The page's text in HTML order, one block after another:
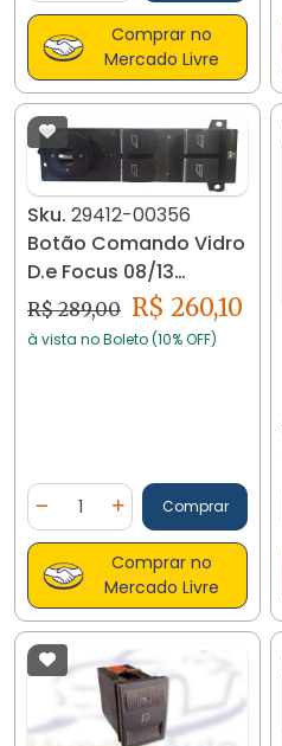
Comprar no
Mercado Livre
Sku. 29412-00356
Botão Comando Vidro
D.e Focus 08/13
8m5t14a132ac 29412
R$ 289,00 R$ 260,10
à vista no Boleto (10% OFF)
Diminuir Quantidade
Quantidade
Adicionar Quantidade
Comprar
Comprar no
Mercado Livre